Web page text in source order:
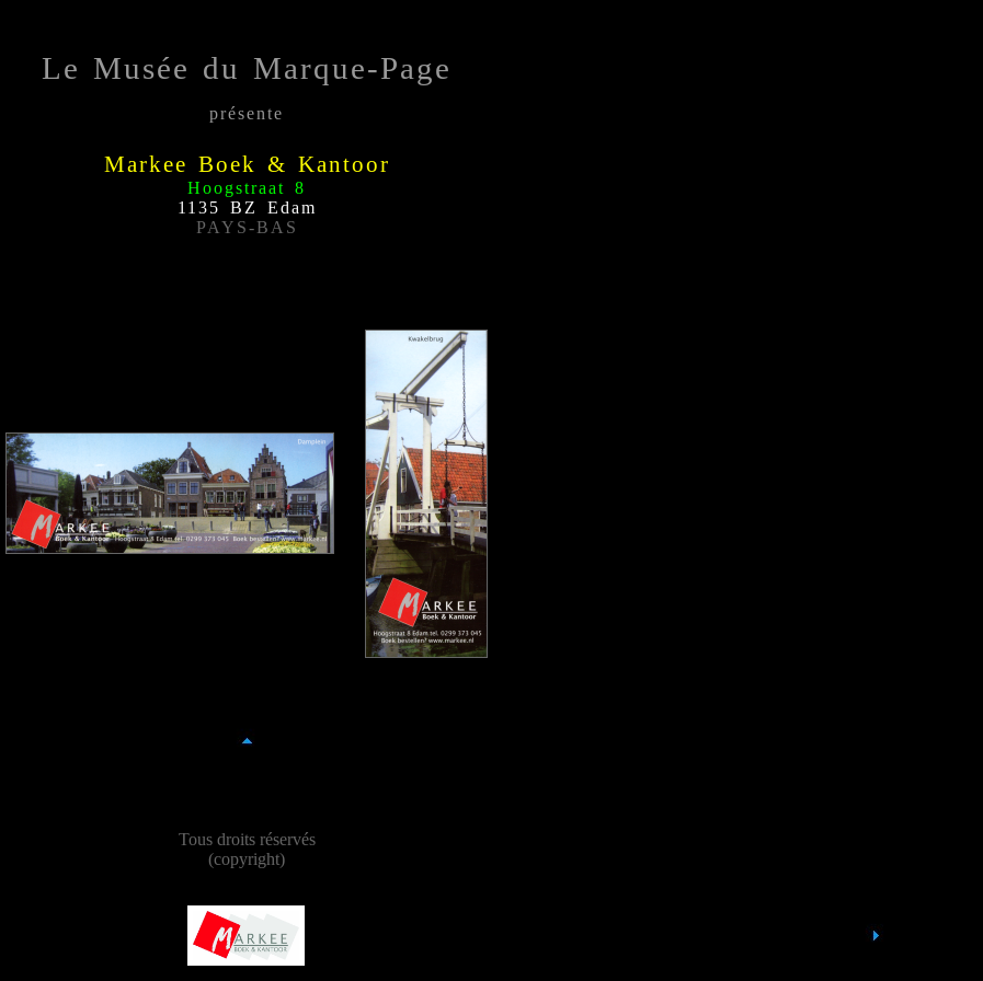
Le Musée du Marque-Page
présente
Markee Boek & Kantoor
Hoogstraat 8
1135 BZ Edam
PAYS-BAS
Tous droits réservés
(copyright)